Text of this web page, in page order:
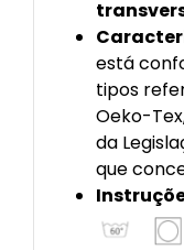
está
tipos
Oeko-
da
que